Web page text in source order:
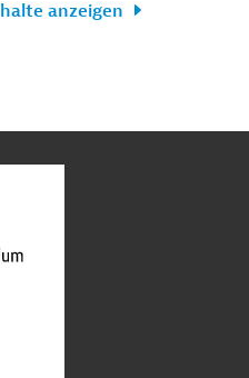
anzeigen